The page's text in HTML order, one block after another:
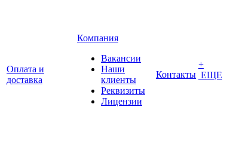
Оплата и
доставка
Компания
Вакансии
Наши
клиенты
Реквизиты
Лицензии
Контакты
+
ЕЩЕ